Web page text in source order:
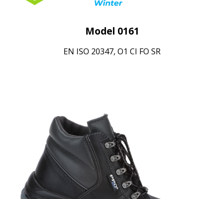
Model 0161
EN ISO 20347, O1 CI FO SR